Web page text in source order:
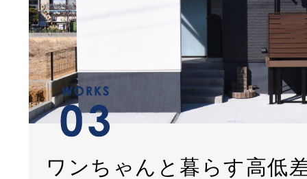
ワンちゃんと暮らす高低